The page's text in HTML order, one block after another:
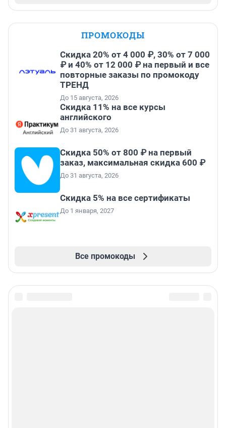
ПРОМОКОДЫ
Скидка 20% от 4 000 ₽, 30% от 7 000
₽ и 40% от 12 000 ₽ на первый и все
повторные заказы по промокоду
ТРЕНД
До 15 августа, 2026
Скидка 11% на все курсы
английского
До 31 августа, 2026
Скидка 50% от 800 ₽ на первый
заказ, максимальная скидка 600 ₽
До 31 августа, 2026
Скидка 5% на все сертификаты
До 1 января, 2027
Все промокоды